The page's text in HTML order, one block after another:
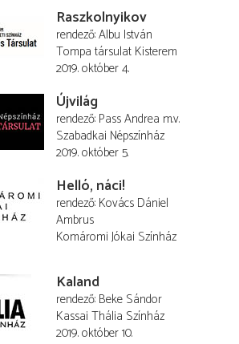
Raszkolnyikov
rendező Albu István
Tompa társulat Kisterem
2019. október 4.
Újvilág
rendező Pass Andrea m.v.
Szabadkai Népszínház
2019. október 5.
Helló, náci!
rendező Kovács Dániel
Ambrus
Komáromi Jókai Színház
Kaland
rendező Beke Sándor
Kassai Thália Színház
2019. október 10.